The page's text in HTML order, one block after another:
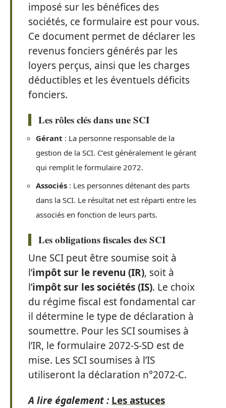
imposé sur les bénéfices des
sociétés, ce formulaire est pour vous.
Ce document permet de déclarer les
revenus fonciers générés par les
loyers perçus, ainsi que les charges
déductibles et les éventuels déficits
fonciers.
Les rôles clés dans une SCI
Gérant : La personne responsable de la
gestion de la SCI. C’est généralement le gérant
qui remplit le formulaire 2072.
Associés : Les personnes détenant des parts
dans la SCI. Le résultat net est réparti entre les
associés en fonction de leurs parts.
Les obligations fiscales des SCI
Une SCI peut être soumise soit à
l’impôt sur le revenu (IR), soit à
l’impôt sur les sociétés (IS). Le choix
du régime fiscal est fondamental car
il détermine le type de déclaration à
soumettre. Pour les SCI soumises à
l’IR, le formulaire 2072-S-SD est de
mise. Les SCI soumises à l’IS
utiliseront la déclaration n°2072-C.
A lire également : Les astuces